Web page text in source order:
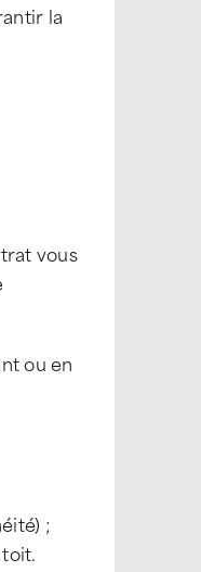
la
vous
ou en
;